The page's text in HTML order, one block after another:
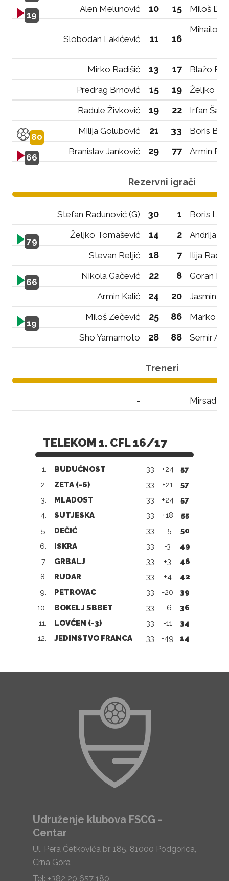
19
Alen Melunović 10 15 Miloš
Slobodan Lakićević 11 16
Mihailo
Mirko Radišić 13 17
Blažo
Predrag Brnović
15 19
Željko
Radule Živković
19 22 Irfan
80
Milija Golubović 21 33 Boris
66
Branislav Janković 29 77 Armin
Rezervni igrači
Stefan Radunović (G) 30 1 Boris
79
Željko Tomašević 14 2
Andrija
Stevan Reljić
18 7 Ilija
66
Nikola Gačević 22 8
Goran
Armin Kalić
24 20 Jasmin
19
Miloš Zečević 25 86
Marko
Sho Yamamoto
28 88 Semir
Treneri
- Mirsad
TELEKOM 1. CFL 16/17
1. BUDUĆNOST 33 +24
57
2.
ZETA (-6) 33 +21
57
3.
MLADOST 33 +24
57
4.
SUTJESKA 33 +18
55
5.
DEČIĆ 33 -5
50
6.
ISKRA 33 -3
49
7.
GRBALJ 33 +3
46
8.
RUDAR 33 +4
42
9.
PETROVAC 33 -20
39
10.
BOKELJ SBBET 33 -6
36
11.
LOVĆEN (-3) 33 -11
34
12.
JEDINSTVO FRANCA 33 -49 14
Udruženje klubova FSCG -
Centar
Ul. Pera Ćetkovića br. 185, 81000 Podgorica,
Crna Gora
Tel: +382 20 657 180